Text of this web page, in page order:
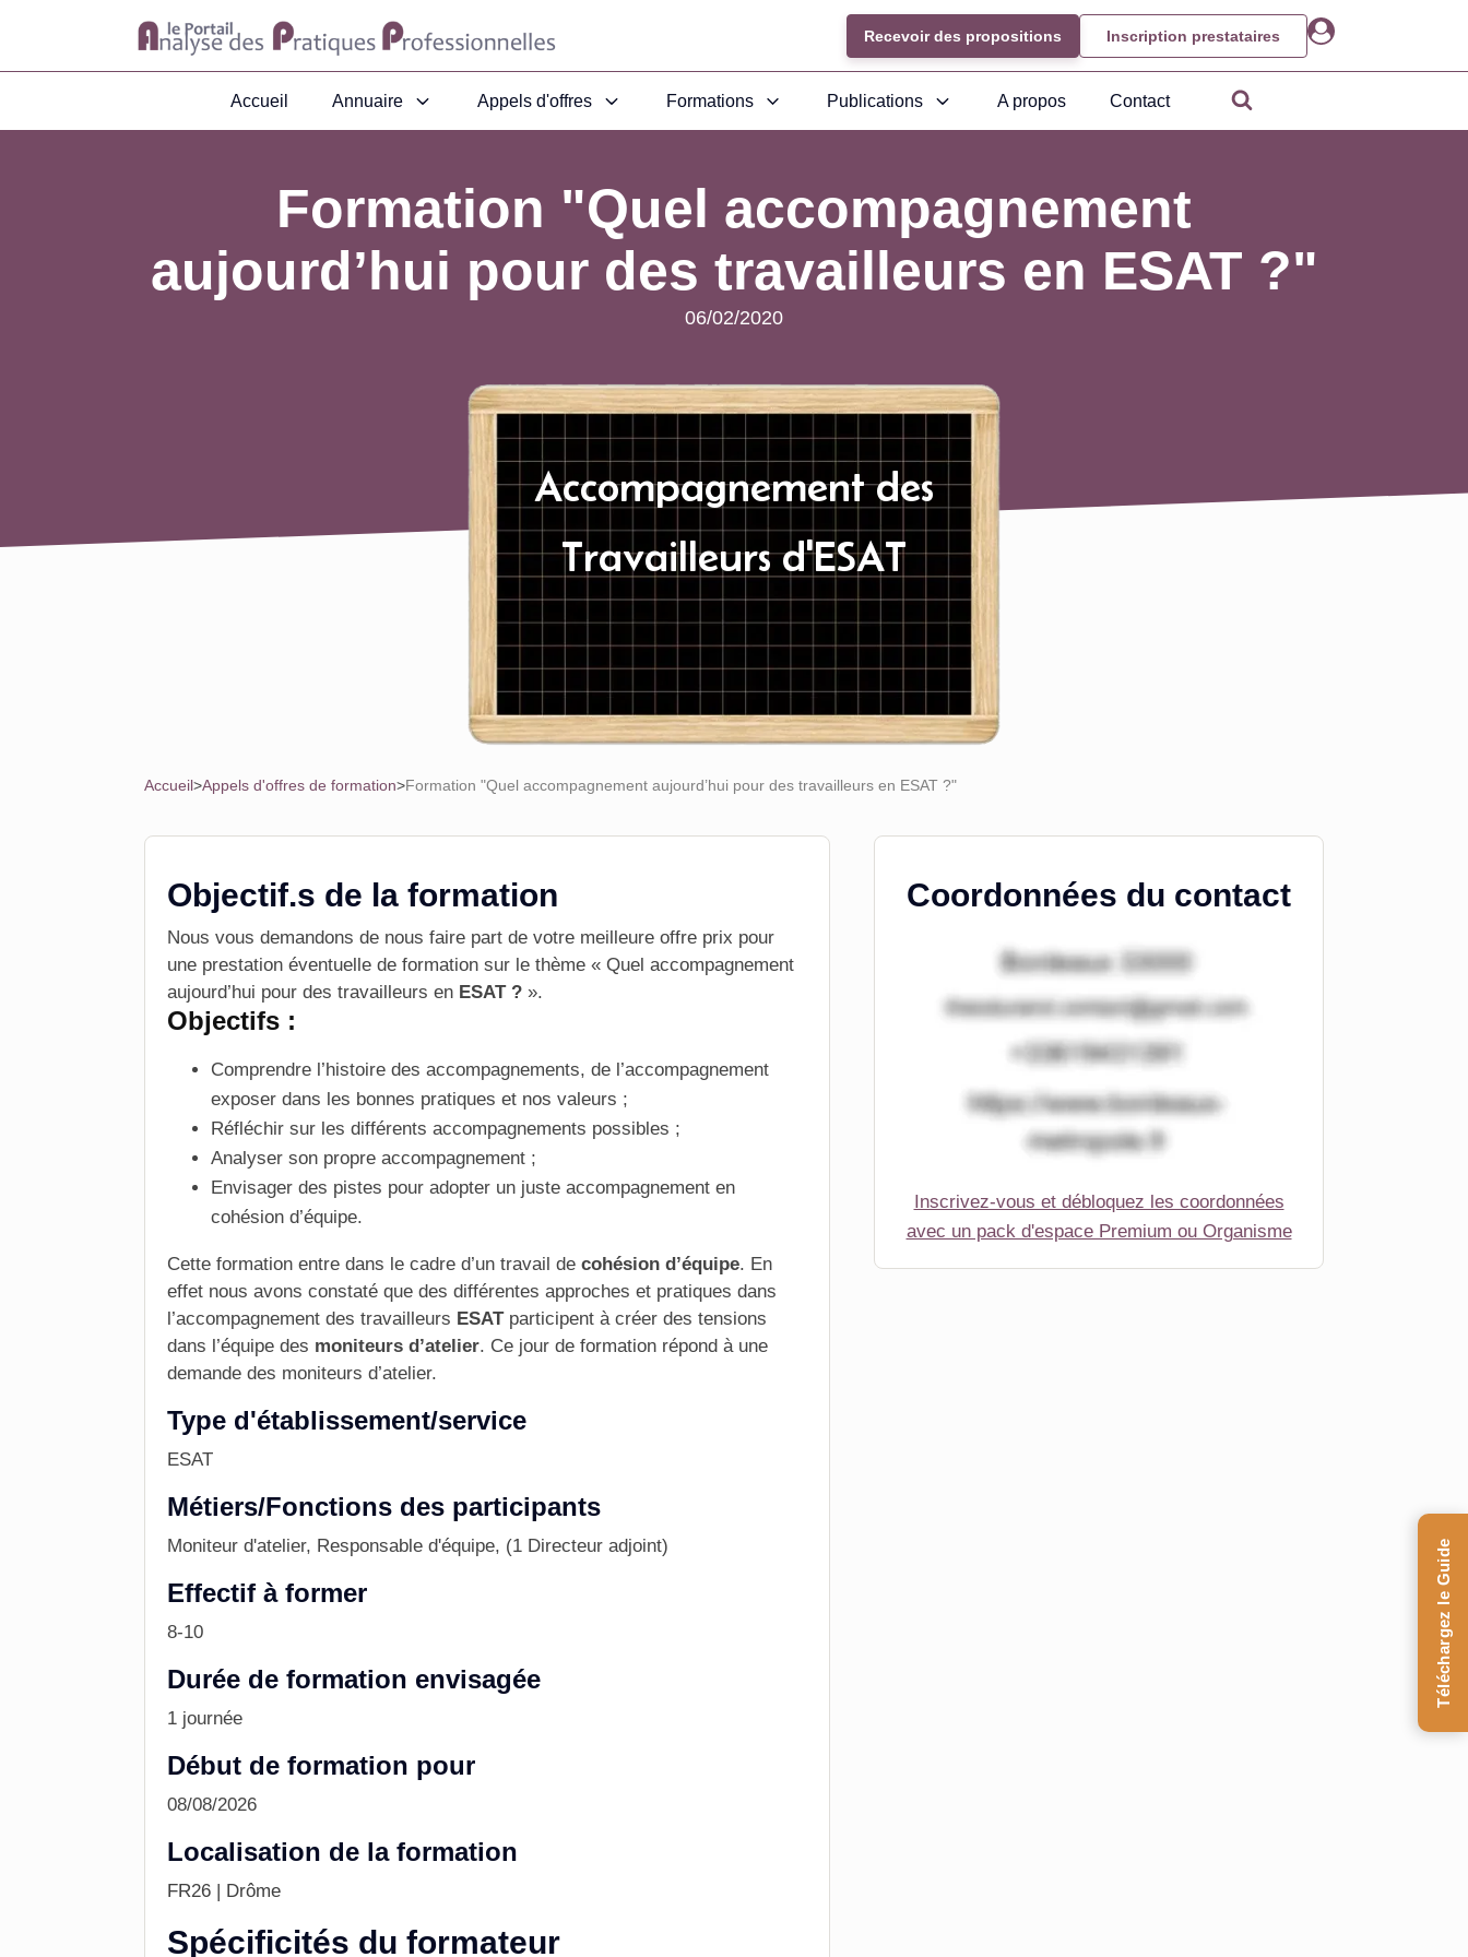
Recevoir des propositions Inscription prestataires
Accueil Annuaire Appels d'offres Formations Publications A propos Contact
Formation "Quel accompagnement
aujourd’hui pour des travailleurs en ESAT ?"
06/02/2020
Accompagnement des
Travailleurs d'ESAT
Accueil>Appels d'offres de formation>Formation "Quel accompagnement aujourd’hui pour des travailleurs en ESAT ?"
Objectif.s de la formation
Nous vous demandons de nous faire part de votre meilleure offre prix pour
une prestation éventuelle de formation sur le thème « Quel accompagnement
aujourd’hui pour des travailleurs en ESAT ? ».
Objectifs :
Comprendre l’histoire des accompagnements, de l’accompagnement
exposer dans les bonnes pratiques et nos valeurs ;
Réfléchir sur les différents accompagnements possibles ;
Analyser son propre accompagnement ;
Envisager des pistes pour adopter un juste accompagnement en
cohésion d’équipe.
Cette formation entre dans le cadre d’un travail de cohésion d’équipe. En
effet nous avons constaté que des différentes approches et pratiques dans
l’accompagnement des travailleurs ESATparticipent à créer des tensions
dans l’équipe des moniteurs d’atelier. Ce jour de formation répond à une
demande des moniteurs d’atelier.
Type d'établissement/service
ESAT
Métiers/Fonctions des participants
Moniteur d'atelier, Responsable d'équipe, (1 Directeur adjoint)
Effectif à former
8-10
Durée de formation envisagée
1 journée
Début de formation pour
08/08/2026
Localisation de la formation
FR26 | Drôme
Spécificités du formateur
Coordonnées du contact
Inscrivez-vous et débloquez les coordonnées
avec un pack d'espace Premium ou Organisme
Téléchargez le Guide